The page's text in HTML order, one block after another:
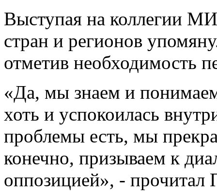
Выступая на коллегии
стран и регионов
отметив необходимость
«Да, мы знаем и
хоть и успокоилась
проблемы есть, мы
конечно, призываем к
оппозицией», - прочитал